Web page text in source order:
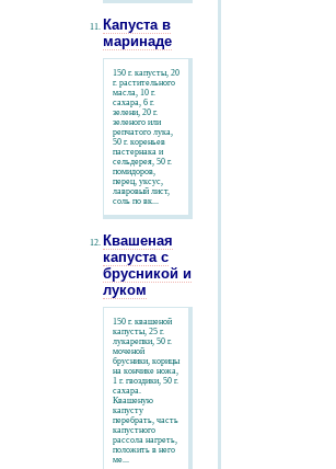
Капуста в
маринаде
150 г. капусты, 20
г. растительного
масла, 10 г.
сахара, 6 г.
зелени, 20 г.
зеленого или
репчатого лука,
50 г. кореньев
пастернака и
сельдерея, 50 г.
помидоров,
перец, уксус,
лавровый лист,
соль по вк...
Квашеная
капуста с
брусникой и
луком
150 г. квашеной
капусты, 25 г.
лукарепки, 50 г.
моченой
брусники, корицы
на кончике ножа,
1 г. гвоздики, 50 г.
сахара.
Квашеную
капусту
перебрать, часть
капустного
рассола нагреть,
положить в него
ме...